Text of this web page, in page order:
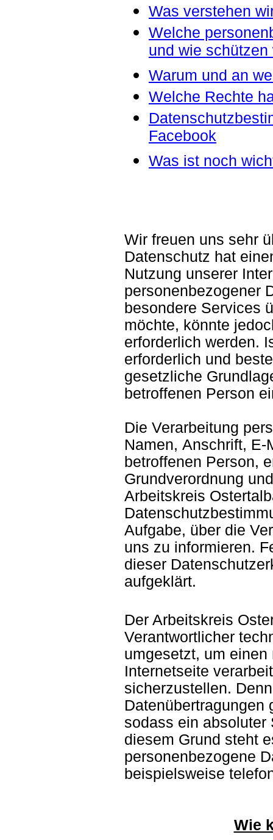
Was verstehen
Welche
und wie
Warum und an
Welche Rechte
Facebook
Was ist noch
Wir freuen uns sehr
Datenschutz hat
Nutzung unserer
personenbezogener
besondere Services
möchte, könnte
erforderlich werden.
erforderlich und
gesetzliche
betroffenen Person
Die Verarbeitung
Namen, Anschrift, E-
betroffenen Person,
Grundverordnung
Arbeitskreis
Aufgabe, über die
uns zu informieren. F
dieser
aufgeklärt.
Der Arbeitskreis
Verantwortlicher
umgesetzt, um
Internetseite
sicherzustellen.
Datenübertragungen
sodass ein absoluter
diesem Grund steht
personenbezogene
beispielsweise
Wie